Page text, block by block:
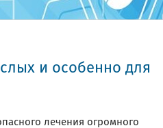
и особенно для
лечения огромного